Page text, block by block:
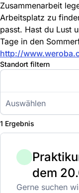
Zusammenarbeit
Arbeitsplatz zu
passt. Hast du Lust
Tage in den
http://
Standort filtern
Auswählen
1 Ergebnis
dem
Gerne suchen